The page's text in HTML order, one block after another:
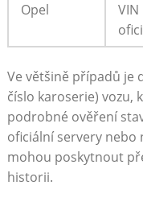
Opel
Ve většině případů je
číslo karoserie) vozu,
podrobné ověření
oficiální servery nebo
mohou poskytnout
historii.